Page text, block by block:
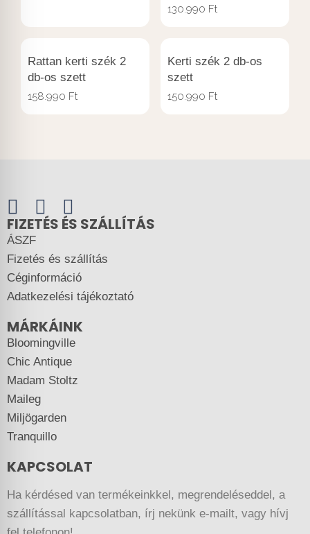
130.990 Ft
Rattan kerti szék 2
db-os szett
158.990 Ft
Kerti szék 2 db-os
szett
150.990 Ft
FIZETÉS ÉS SZÁLLÍTÁS
ÁSZF
Fizetés és szállítás
Céginformáció
Adatkezelési tájékoztató
MÁRKÁINK
Bloomingville
Chic Antique
Madam Stoltz
Maileg
Miljögarden
Tranquillo
KAPCSOLAT
Ha kérdésed van termékeinkkel, megrendeléseddel, a
szállítással kapcsolatban, írj nekünk e-mailt, vagy hívj